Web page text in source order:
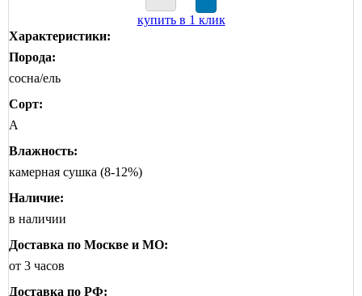
купить в 1 клик
Характеристики:
Порода:
сосна/ель
Сорт:
А
Влажность:
камерная сушка (8-12%)
Наличие:
в наличии
Доставка по Москве и МО:
от 3 часов
Доставка по РФ: